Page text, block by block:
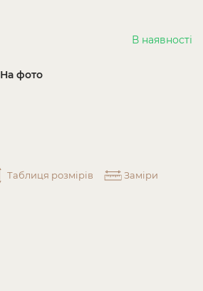
В наявності
На фото
Таблиця розмірів Заміри